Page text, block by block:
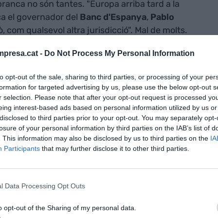
- Do Not Process My Personal Information
opt-out of the sale, sharing to third parties, or processing of your
for targeted advertising by us, please use the below opt-out
selection. Please note that after your opt-out request is processed
interest-based ads based on personal information utilized by us
to third parties prior to your opt-out. You may separately
of your personal information by third parties on the IAB’s list of
This information may also be disclosed by us to third parties on the
Participants that may further disclose it to other third parties.
Data Processing Opt Outs
opt-out of the Sharing of my personal data.
no són tantes. "Europa arriba tard a la
el governador del Banc d'Espanya, Pablo
com qualsevol altra jurisdicció". Mal de molts.
un primer esborrany de la coneguda com
anglès, Markets in Crypto Assets
– amb
d'ús especialment encarades cap a la
dels "proveïdors de serveis de
de Cos, les noves iniciatives europees,
si bé principalment en definició, als dels
les "insuficiències en els monitoratges que
llei europea és, segons Hernández de Cos,
seu entorn. "MiCA és molt gran, molt més que
i limitacions a empreses de diversos